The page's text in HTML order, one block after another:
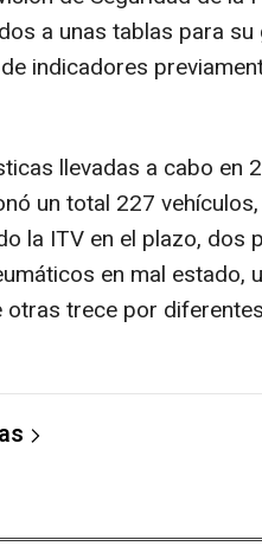
a unas tablas para su
indicadores
llevadas a cabo en
un total 227
la ITV en el plazo, dos
en mal estado,
otras trece por diferentes